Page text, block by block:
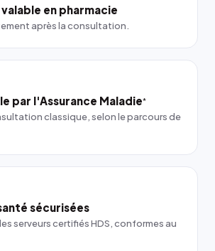
en pharmacie
après la consultation.
par l'Assurance Maladie*
classique, selon le parcours de
sécurisées
serveurs certifiés HDS, conformes au